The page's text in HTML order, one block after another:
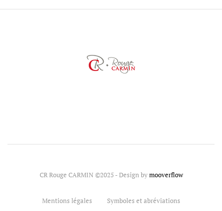
CR Rouge CARMIN ©2025 - Design bymooverflow
Mentions légales Symboles et abréviations